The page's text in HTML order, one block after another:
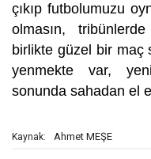
çıkıp futbolumuzu
olmasın,
birlikte güzel bir maç
yenmekte var,
sonunda sahadan el
Kaynak: Ahmet MEŞE